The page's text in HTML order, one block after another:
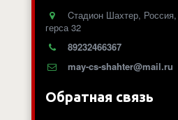
Cтадион Шахтер, Россия,
герса 32
89232466367
may-cs-shahter@mail.ru
Обратная связь